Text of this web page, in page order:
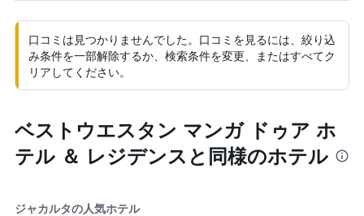
口コミは見つかりませんでした。口コミを見るには、絞り込
み条件を一部解除するか、検索条件を変更、またはすべてク
リアしてください。
ベストウエスタン マンガ ドゥア ホ
テル ＆ レジデンスと同様のホテル
ジャカルタの人気ホテル